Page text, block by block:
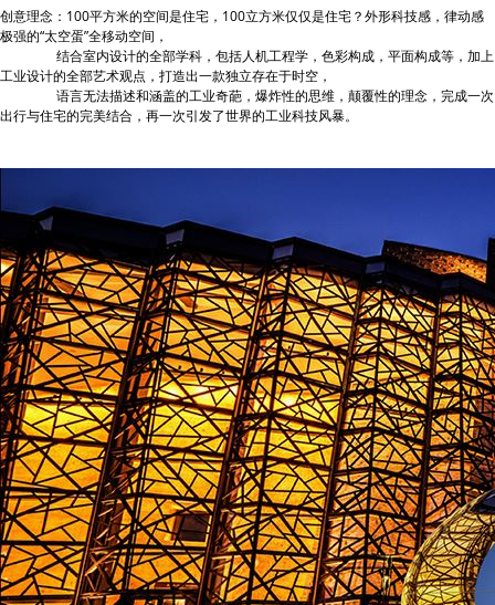
创意理念： 100平方米的空间是住宅， 100立方米仅仅是住宅？外形科技感，律动感
极强的“太空蛋”全移动空间，
结合室内设计的全部学科，包括人机工程学，色彩构成，平面构成等，加上
工业设计的全部艺术观点，打造出一款独立存在于时空，
语言无法描述和涵盖的工业奇葩，爆炸性的思维，颠覆性的理念，完成一次
出行与住宅的完美结合，再一次引发了世界的工业科技风暴。